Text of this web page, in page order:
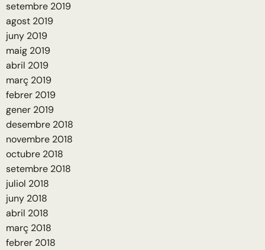
setembre 2019
agost 2019
juny 2019
maig 2019
abril 2019
març 2019
febrer 2019
gener 2019
desembre 2018
novembre 2018
octubre 2018
setembre 2018
juliol 2018
juny 2018
abril 2018
març 2018
febrer 2018